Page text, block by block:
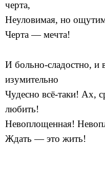
черта,
Неуловимая, но
Черта — мечта!
И больно-сладостно,
изумительно
Чудесно всё-таки! Ах,
любить!
Невоплощенная!
Ждать — это жить!